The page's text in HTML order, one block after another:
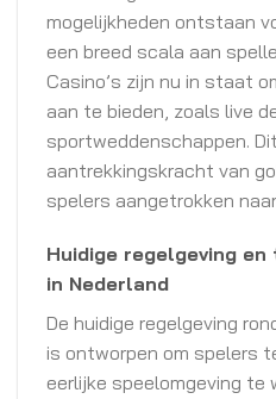
mogelijkheden ontstaan
een breed scala aan
Casino’s zijn nu in staat
aan te bieden, zoals live
sportweddenschappen.
aantrekkingskracht van
spelers aangetrokken
Huidige regelgeving
in Nederland
De huidige regelgeving
is ontworpen om spelers
eerlijke speelomgeving te